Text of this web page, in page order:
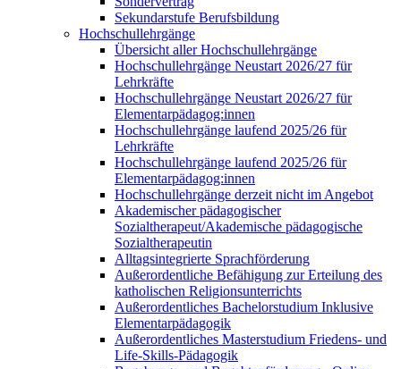
Sekundarstufe Berufsbildung
Hochschullehrgänge
Übersicht aller Hochschullehrgänge
Hochschullehrgänge Neustart 2026/27 für
Lehrkräfte
Hochschullehrgänge Neustart 2026/27 für
Elementarpädagog:innen
Hochschullehrgänge laufend 2025/26 für
Lehrkräfte
Hochschullehrgänge laufend 2025/26 für
Elementarpädagog:innen
Hochschullehrgänge derzeit nicht im Angebot
Akademischer pädagogischer
Sozialtherapeut/Akademische pädagogische
Sozialtherapeutin
Alltagsintegrierte Sprachförderung
Außerordentliche Befähigung zur Erteilung des
katholischen Religionsunterrichts
Außerordentliches Bachelorstudium Inklusive
Elementarpädagogik
Außerordentliches Masterstudium Friedens- und
Life-Skills-Pädagogik